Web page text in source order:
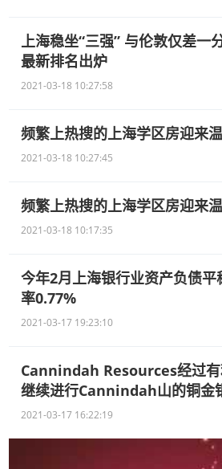
上海稳坐“三强” 与伦敦仅差一
最新排名出炉
2021-03-18 10:27:58
频繁上热搜的上海学区房迎来温
2021-03-18 10:27:45
频繁上热搜的上海学区房迎来温
2021-03-18 10:17:35
今年2月上海银行业资产负债
率0.77%
2021-03-17 19:23:10
Cannindah Resources经过有
继续进行Cannindah山的铜金
2021-03-17 16:22:19